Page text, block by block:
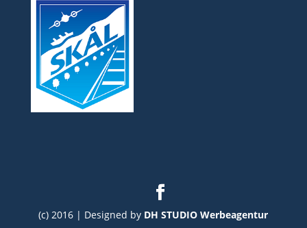
(c) 2016 | Designed by DH STUDIO Werbeagentur